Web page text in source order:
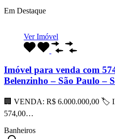
Em Destaque
Ver Imóvel
Imóvel para venda com
Belenzinho – São Paulo –
🏢 VENDA: R$ 6.000.000,00 🏷
574,00…
Banheiros